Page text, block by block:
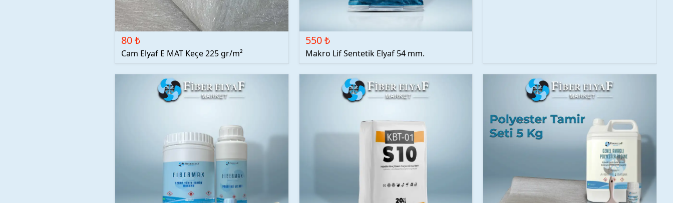
80 ₺
Cam Elyaf E MAT Keçe 225 gr/m²
550 ₺
Makro Lif Sentetik Elyaf 54 mm.